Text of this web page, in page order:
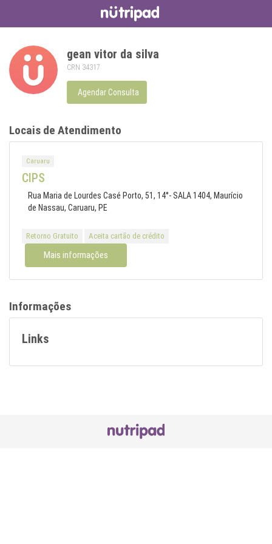
gean vitor da silva
CRN 34317
Agendar Consulta
Locais de Atendimento
Caruaru
CIPS
Rua Maria de Lourdes Casé Porto, 51, 14°- SALA 1404, Maurício
de Nassau, Caruaru, PE
Retorno Gratuito Aceita cartão de crédito
Mais informações
Informações
Links